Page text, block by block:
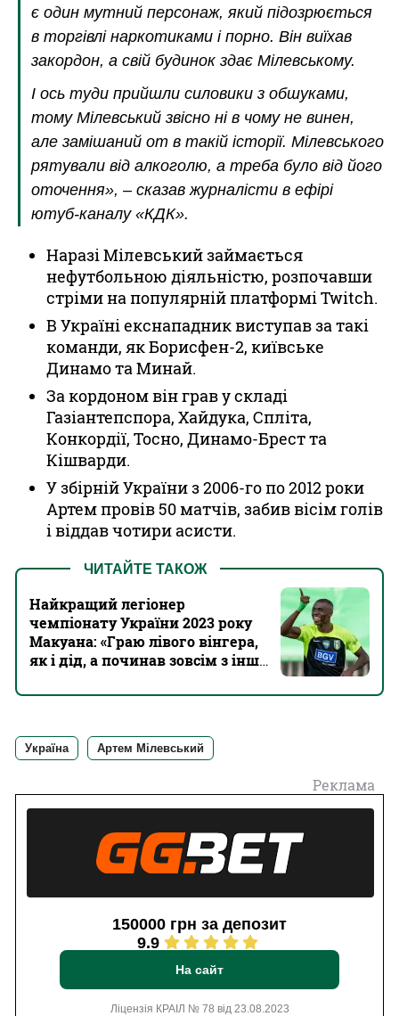
є один мутний персонаж, який підозрюється
в торгівлі наркотиками і порно. Він виїхав
закордон, а свій будинок здає Мілевському.
І ось туди прийшли силовики з обшуками,
тому Мілевський звісно ні в чому не винен,
але замішаний от в такій історії. Мілевського
рятували від алкоголю, а треба було від його
оточення», – сказав журналісти в ефірі
ютуб-каналу «КДК».
Наразі Мілевський займається
нефутбольною діяльністю, розпочавши
стріми на популярній платформі Twitch.
В Україні екснападник виступав за такі
команди, як Борисфен-2, київське
Динамо та Минай.
За кордоном він грав у складі
Газіантепспора, Хайдука, Спліта,
Конкордії, Тосно, Динамо-Брест та
Кішварди.
У збірній України з 2006-го по 2012 роки
Артем провів 50 матчів, забив вісім голів
і віддав чотири асисти.
ЧИТАЙТЕ ТАКОЖ
Найкращий легіонер
чемпіонату України 2023 року
Макуана: «Граю лівого вінгера,
як і дід, а починав зовсім з іншої
Україна Артем Мілевський
Реклама
150000 грн за депозит
9.9
На сайт
Ліцензія КРАІЛ № 78 від 23.08.2023